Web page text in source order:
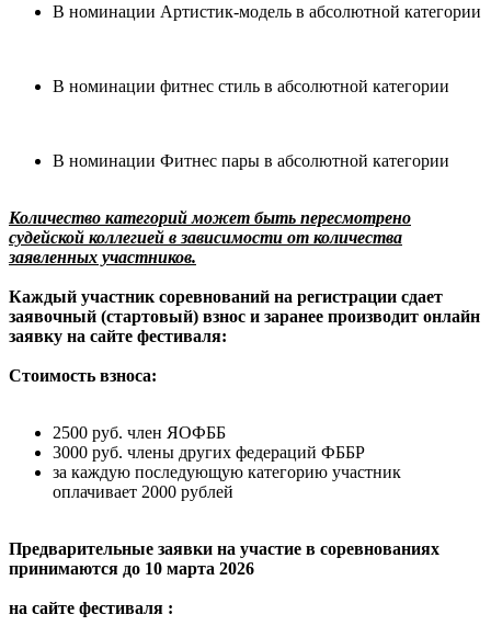
В номинации Артистик-модель в абсолютной категории
В номинации фитнес стиль в абсолютной категории
В номинации Фитнес пары в абсолютной категории
Количество категорий может быть пересмотрено
судейской коллегией в зависимости от количества
заявленных участников.
Каждый участник соревнований на регистрации сдает
заявочный (стартовый) взнос и заранее производит онлайн
заявку на сайте фестиваля:
Стоимость взноса:
2500 руб. член ЯОФББ
3000 руб. члены других федераций ФББР
за каждую последующую категорию участник
оплачивает 2000 рублей
Предварительные заявки на участие в соревнованиях
принимаются до 10 марта 2026
на сайте фестиваля :